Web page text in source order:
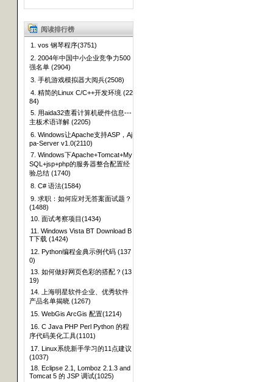
阅读排行榜
1. vos 钢琴程序(3751)
2. 2004年中国中小企业竞争力500
强名单 (2904)
3. 手机游戏模拟器大阅兵(2508)
4. 精简的Linux C/C++开发环境 (22
84)
5. 用aida32查看计算机硬件信息---
主板术语详解 (2205)
6. Windows让Apache支持ASP，Aj
pa-Server v1.0(2110)
7. Windows下Apache+Tomcat+My
SQL+jsp+php的服务器整合配置经
验总结 (1740)
8. C# 语法(1584)
9. 求职：如何应对无答案面试题？
(1488)
10. 面试考察项目(1434)
11. Windows Vista BT Download B
T下载 (1424)
12. Python编程金典示例代码 (137
0)
13. 如何做好网页色彩的搭配？(13
19)
14. 上海明星软件企业、优秀软件
产品名单揭晓 (1267)
15. WebGis ArcGis 配置(1214)
16. C Java PHP Perl Python 的程
序代码美化工具(1101)
17. Linux系统新手学习的11点建议
(1037)
18. Eclipse 2.1, Lomboz 2.1.3 and
Tomcat 5 的 JSP 调试(1025)